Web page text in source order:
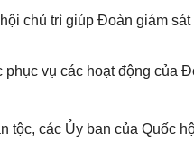
chủ trì giúp Đoàn giám
vụ các hoạt động của
tộc, các Ủy ban của Quốc